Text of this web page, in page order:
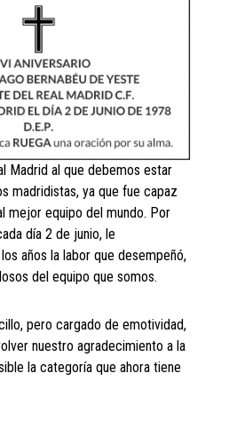
Madrid al que debemos estar
madridistas, ya que fue capaz
mejor equipo del mundo. Por
día 2 de junio, le
años la labor que desempeñó,
del equipo que somos.
pero cargado de emotividad,
nuestro agradecimiento a la
la categoría que ahora tiene